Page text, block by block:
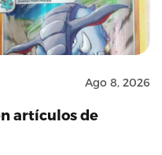
Ago 8, 2026
artículos de